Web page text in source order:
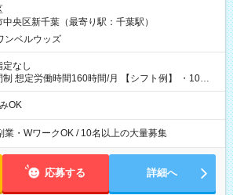
央区新千葉（最寄り駅：千葉駅）
ンベルウッズ
なし
労働時間160時間/月 【シフト例】 ・10：
OK
業・WワークOK / 10名以上の大量募集
応募する 詳細へ